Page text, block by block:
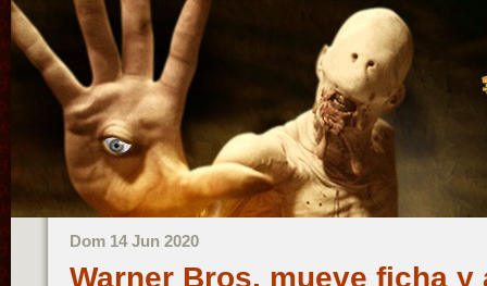
Dom 14 Jun 2020
Warner Bros. mueve ficha y